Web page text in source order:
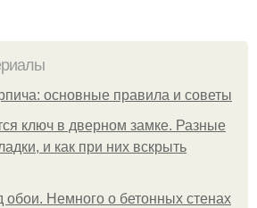
основные правила и советы
ключ в дверном замке. Разные
и как при них вскрыть
обои. Немного о бетонных стенах